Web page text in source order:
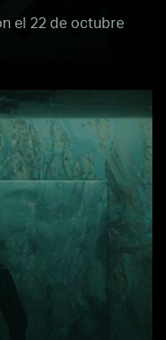
el 22 de octubre